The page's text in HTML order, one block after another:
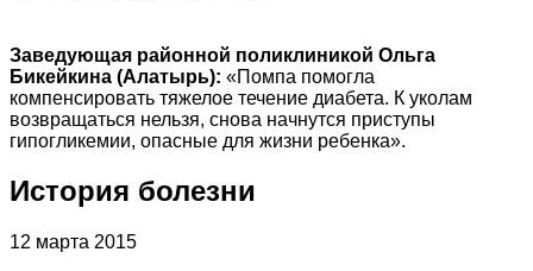
Заведующая районной поликлиникой Ольга
Бикейкина (Алатырь): «Помпа помогла
компенсировать тяжелое течение диабета. К уколам
возвращаться нельзя, снова начнутся приступы
гипогликемии, опасные для жизни ребенка».
История болезни
12 марта 2015